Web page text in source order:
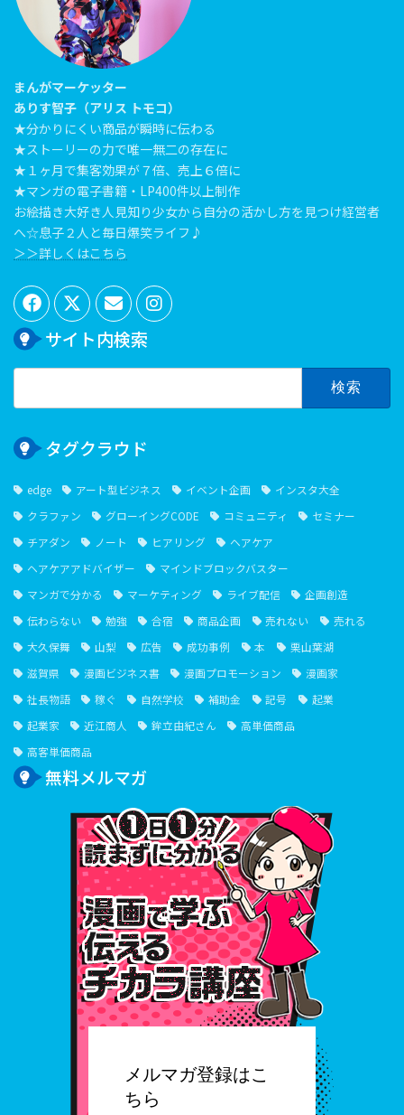
まんがマーケッター
ありす智子（アリス トモコ）
★分かりにくい商品が瞬時に伝わる
★ストーリーの力で唯一無二の存在に
★１ヶ月で集客効果が７倍、売上６倍に
★マンガの電子書籍・LP400件以上制作
お絵描き大好き人見知り少女から自分の活かし方を見つけ経営者
へ☆息子２人と毎日爆笑ライフ♪
＞＞詳しくはこちら
サイト内検索
検
タグクラウド
edge アート型ビジネス イベント企画
インスタ大全
クラファン
グローイングCODE コミュニティ
セミナー
チアダン
ノート ヒアリング
ヘアケア
ヘアケアアドバイザー
マインドブロックバスター
マンガで分かる
マーケティング ライブ配信
企画創造
伝わらない
勉強 合宿 商品企画 売れない
売れる
大久保舞
山梨 広告 成功事例 本
栗山葉湖
滋賀県
漫画ビジネス書 漫画プロモーション
漫画家
社長物語
稼ぐ 自然学校 補助金 記号
起業
起業家
近江商人 鉾立由紀さん
高単価商品
高客単価商品
無料メルマガ
メルマガ登録はこ
ちら